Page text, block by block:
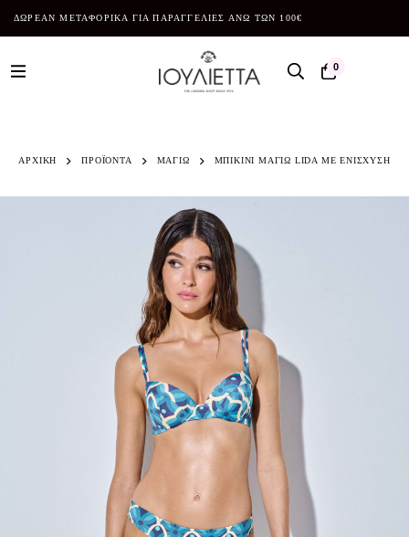
ΔΩΡΕΑΝ ΜΕΤΑΦΟΡΙΚΑ ΓΙΑ ΠΑΡΑΓΓΕΛΙΕΣ ΑΝΩ ΤΩΝ 100€
0
ΑΡΧΙΚΗ ΠΡΟΪΌΝΤΑ ΜΑΓΙΩ ΜΠΙΚΙΝΙ ΜΑΓΙΩ LIDA ΜΕ ΕΝΙΣΧΥΣΗ